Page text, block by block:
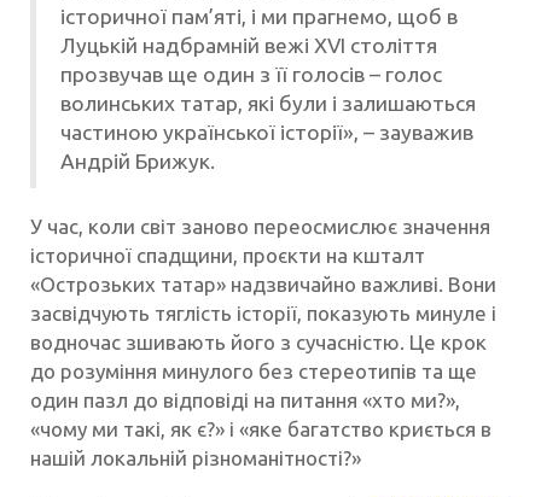
історичної пам’яті, і ми прагнемо, щоб в
Луцькій надбрамній вежі XVI століття
прозвучав ще один з її голосів – голос
волинських татар, які були і залишаються
частиною української історії», – зауважив
Андрій Брижук.
У час, коли світ заново переосмислює значення
історичної спадщини, проєкти на кшталт
«Острозьких татар» надзвичайно важливі. Вони
засвідчують тяглість історії, показують минуле і
водночас зшивають його з сучасністю. Це крок
до розуміння минулого без стереотипів та ще
один пазл до відповіді на питання «хто ми?»,
«чому ми такі, як є?» і «яке багатство криється в
нашій локальній різноманітності?»